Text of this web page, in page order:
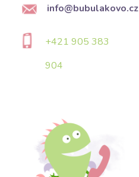
info@bubulakovo.cz
+421 905 383
904